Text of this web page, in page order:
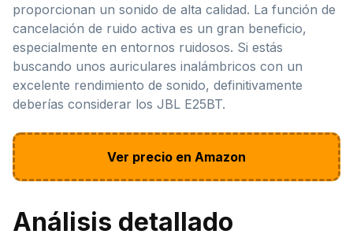
proporcionan un sonido de alta calidad. La función de
cancelación de ruido activa es un gran beneficio,
especialmente en entornos ruidosos. Si estás
buscando unos auriculares inalámbricos con un
excelente rendimiento de sonido, definitivamente
deberías considerar los JBL E25BT.
Ver precio en Amazon
Análisis detallado